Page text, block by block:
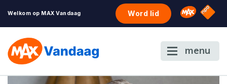
Welkom op MAX Vandaag Word lid Omroep
NPO
menu